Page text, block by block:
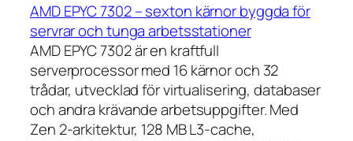
AMD EPYC 7302 – sexton kärnor byggda för
servrar och tunga arbetsstationer
AMD EPYC 7302 är en kraftfull
serverprocessor med 16 kärnor och 32
trådar, utvecklad för virtualisering, databaser
och andra krävande arbetsuppgifter. Med
Zen 2-arkitektur, 128 MB L3-cache,